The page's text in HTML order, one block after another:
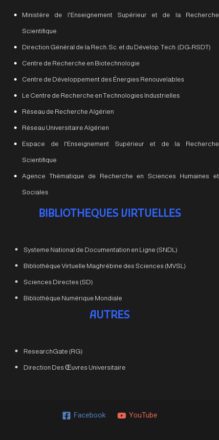
Ministère de l'Enseignement Supérieur et de la Recherche
Scientifique
Direction Général de la Rech. Sc. et du Dévelop. Tech. (DG-RSDT)
Centre de Recherche en Biotechnologie
Centre de Développement des Énergies Renouvelables
Le Centre de Recherche en Technologies Industrielles
Réseau de Recherche Algérien
Réseau Universitaire Algérien
Espace de l'Enseignement Supérieur et de la Recherche
Scientifique
Agence Thématique de Recherche en Sciences Humaines et
Sociales
BIBLIOTHEQUES VIRTUELLES
Systeme National de Documentation en Ligne (SNDL)
Bibliothèque Virtuelle Maghrébine des Sciences (MVSL)
Sciences Directes (SD)
Bibliothèque Numérique Mondiale
AUTRES
ResearchGate (RG)
Direction Des Œuvres Universitaire
Facebook YouTube